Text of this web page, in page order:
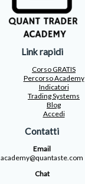
Link rapidi
Corso GRATIS
Percorso Academy
Indicatori
Trading Systems
Blog
Accedi
Contatti
Email
academy@quantaste.com
Chat